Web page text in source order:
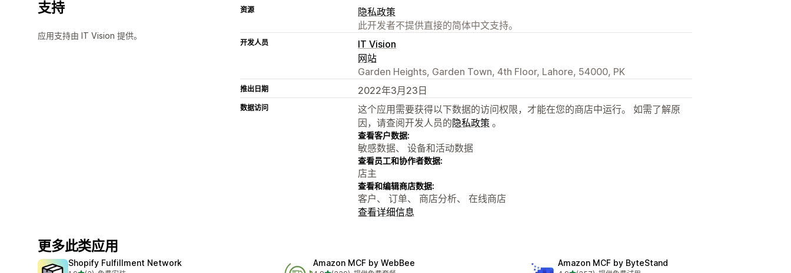
支持
应用支持由 IT Vision 提供。
资源
隐私政策
此开发者不提供直接的简体中文支持。
开发人员
IT Vision
网站
Garden Heights, Garden Town, 4th Floor, Lahore, 54000, PK
推出日期 2022年3月23日
数据访问
这个应用需要获得以下数据的访问权限，才能在您的商店中运行。 如需了解原
因，请查阅开发人员的隐私政策 。
查看客户数据:
敏感数据、 设备和活动数据
查看员工和协作者数据:
店主
查看和编辑商店数据:
客户、 订单、 商店分析、 在线商店
查看详细信息
更多此类应用
Shopify Fulfillment Network Amazon MCF by WebBee Amazon MCF by ByteStand